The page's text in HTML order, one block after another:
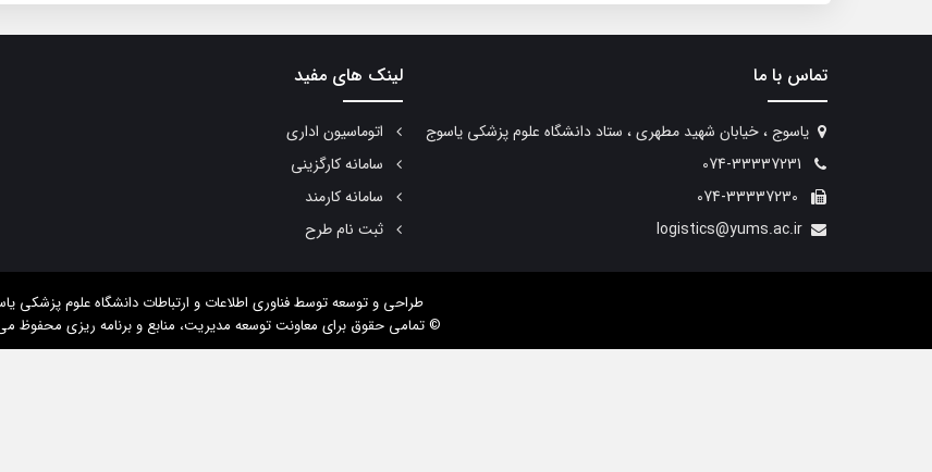
تماس با ما
یاسوج ، خیابان شهید مطهری ، ستاد دانشگاه علوم پزشکی یاسوج
logistics@yums.ac.ir
لینک های مفید
اتوماسیون اداری
سامانه کارگزینی
سامانه کارمند
ثبت نام طرح
طراحی و توسعهتوسط فناوری اطلاعات و ارتباطات دانشگاه علوم پزشکی
© تمامی حقوق برای معاونت توسعه مدیریت، منابع و برنامه ریزی محفوظ